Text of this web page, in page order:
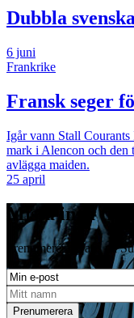
Dubbla
6 juni
Frankrike
Fransk seger
Igår vann Stall
mark i Alencon och den
avlägga maiden.
25 april
Missa inga
Prenumerera gratis på